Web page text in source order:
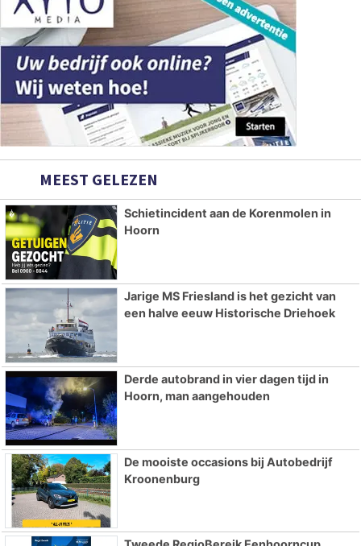
MEEST GELEZEN
Schietincident aan de Korenmolen in
Hoorn
Jarige MS Friesland is het gezicht van
een halve eeuw Historische Driehoek
Derde autobrand in vier dagen tijd in
Hoorn, man aangehouden
De mooiste occasions bij Autobedrijf
Kroonenburg